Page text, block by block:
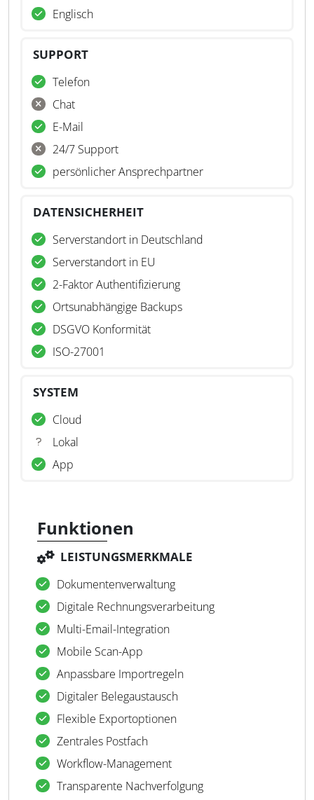
Englisch
SUPPORT
Telefon
Chat
E-Mail
24/7 Support
persönlicher Ansprechpartner
DATENSICHERHEIT
Serverstandort in Deutschland
Serverstandort in EU
2-Faktor Authentifizierung
Ortsunabhängige Backups
DSGVO Konformität
ISO-27001
SYSTEM
Cloud
Lokal
App
Funktionen
LEISTUNGSMERKMALE
Dokumentenverwaltung
Digitale Rechnungsverarbeitung
Multi-Email-Integration
Mobile Scan-App
Anpassbare Importregeln
Digitaler Belegaustausch
Flexible Exportoptionen
Zentrales Postfach
Workflow-Management
Transparente Nach­verfolgung